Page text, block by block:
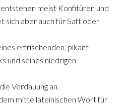
meist Konfitüren und
sich aber auch für Saft oder
erfrischenden, pikant-
und seines niedrigen
Verdauung an.
mittellateinischen Wort für